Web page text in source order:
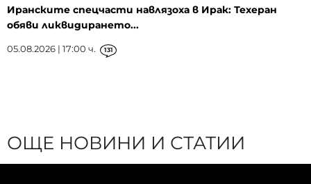
Иранските спецчасти навлязоха в Ирак: Техеран
обяви ликвидирането...
05.08.2026 | 17:00 ч. 131
ОЩЕ НОВИНИ И СТАТИИ